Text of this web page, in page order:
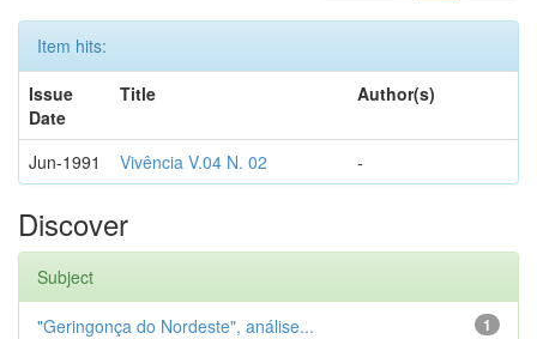
Item hits:
Issue
Date
Title Author(s)
Jun-1991 Vivência V.04 N. 02 -
Discover
Subject
1
"Geringonça do Nordeste", análise...